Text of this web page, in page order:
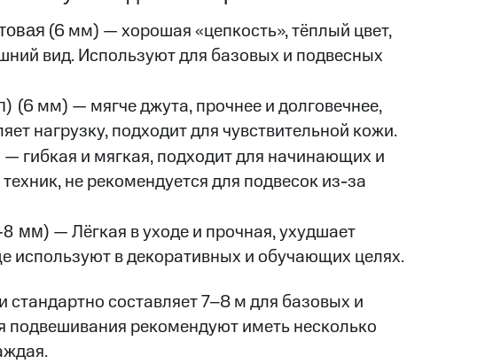
(6 мм) — хорошая «цепкость», тёплый цвет,
вид. Используют для базовых и подвесных
(6 мм) — мягче джута, прочнее и долговечнее,
нагрузку, подходит для чувствительной кожи.
— гибкая и мягкая, подходит для начинающих и
не рекомендуется для подвесок из-за
8 мм) — Лёгкая в уходе и прочная, ухудшает
используют в декоративных и обучающих целях.
стандартно составляет 7–8 м для базовых и
подвешивания рекомендуют иметь несколько